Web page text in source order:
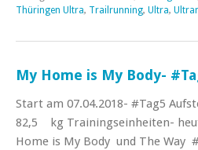
Thüringen Ultra, Trailrunning, Ultra,
My Home is My Body-
Start am 07.04.2018- #Tag5
82,5 kg Trainingseinheiten-
Home is My Body und The Way